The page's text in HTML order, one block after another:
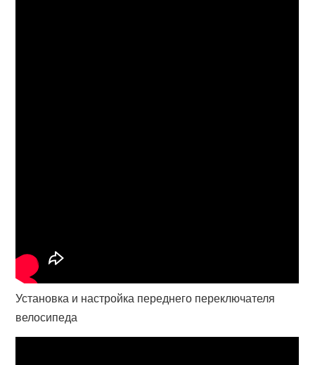
Установка и настройка переднего переключателя
велосипеда